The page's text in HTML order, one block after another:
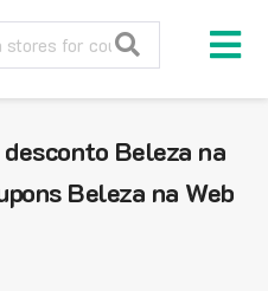
desconto Beleza na
Beleza na Web